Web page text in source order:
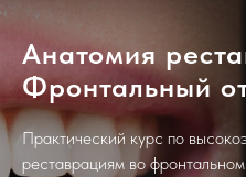
Анатомия
Фронтальный
Практический курс по
реставрациям во